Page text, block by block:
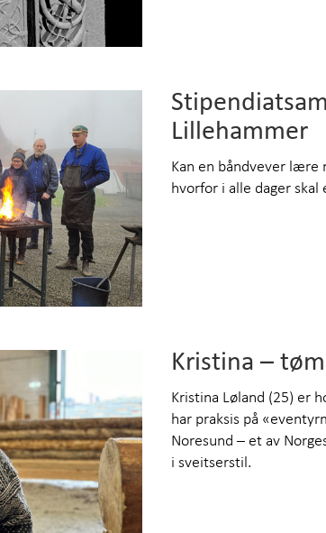
Lillehammer
Kan en båndvever lære
hvorfor i alle dager
Kristina –
Kristina Løland (25) er
har praksis på
Noresund – et av
i sveitserstil.